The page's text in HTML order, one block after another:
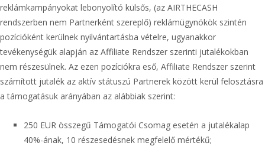
reklámkampányokat lebonyolító külsős, (az AIRTHECASH
rendszerben nem Partnerként szereplő) reklámügynökök szintén
pozícióként kerülnek nyilvántartásba vételre, ugyanakkor
tevékenységük alapján az Affiliate Rendszer szerinti jutalékokban
nem részesülnek. Az ezen pozíciókra eső, Affiliate Rendszer szerint
számított jutalék az aktív státuszú Partnerek között kerül felosztásra
a támogatásuk arányában az alábbiak szerint:
250 EUR összegű Támogatói Csomag esetén a jutalékalap
40%-ának, 10 részesedésnek megfelelő mértékű;